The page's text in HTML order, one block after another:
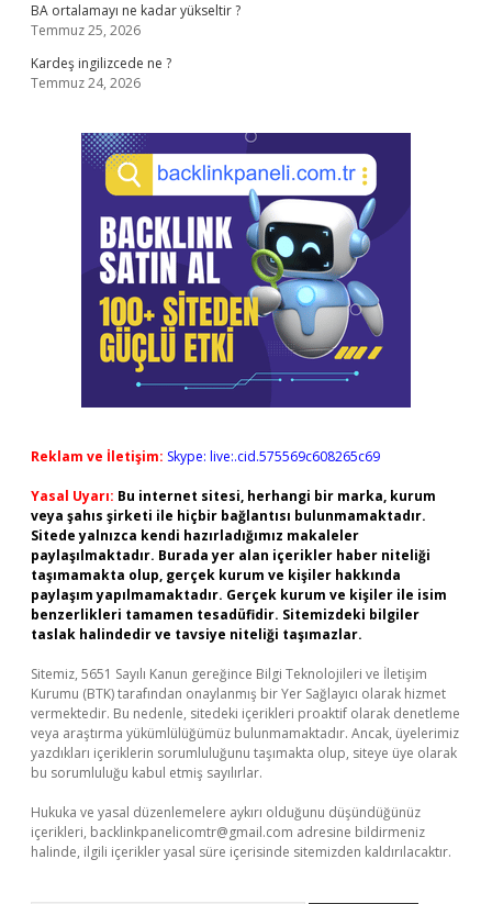
BA ortalamayı ne kadar yükseltir ?
Temmuz 25, 2026
Kardeş ingilizcede ne ?
Temmuz 24, 2026
Reklam ve İletişim: Skype: live:.cid.575569c608265c69
Yasal Uyarı: Bu internet sitesi, herhangi bir marka, kurum
veya şahıs şirketi ile hiçbir bağlantısı bulunmamaktadır.
Sitede yalnızca kendi hazırladığımız makaleler
paylaşılmaktadır. Burada yer alan içerikler haber niteliği
taşımamakta olup, gerçek kurum ve kişiler hakkında
paylaşım yapılmamaktadır. Gerçek kurum ve kişiler ile isim
benzerlikleri tamamen tesadüfidir. Sitemizdeki bilgiler
taslak halindedir ve tavsiye niteliği taşımazlar.
Sitemiz, 5651 Sayılı Kanun gereğince Bilgi Teknolojileri ve İletişim
Kurumu (BTK) tarafından onaylanmış bir Yer Sağlayıcı olarak hizmet
vermektedir. Bu nedenle, sitedeki içerikleri proaktif olarak denetleme
veya araştırma yükümlülüğümüz bulunmamaktadır. Ancak, üyelerimiz
yazdıkları içeriklerin sorumluluğunu taşımakta olup, siteye üye olarak
bu sorumluluğu kabul etmiş sayılırlar.
Hukuka ve yasal düzenlemelere aykırı olduğunu düşündüğünüz
içerikleri, backlinkpanelicomtr@gmail.com adresine bildirmeniz
halinde, ilgili içerikler yasal süre içerisinde sitemizden kaldırılacaktır.